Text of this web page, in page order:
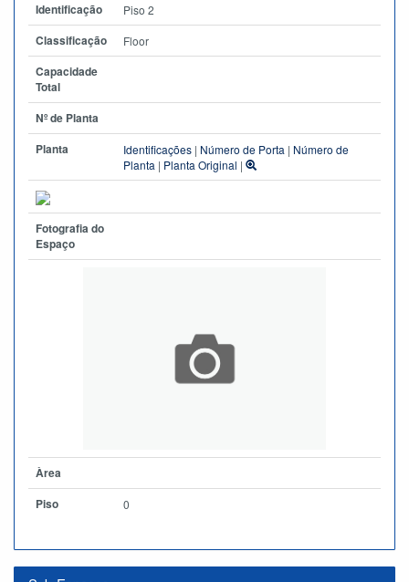
Identificação Piso 2
Classificação Floor
Capacidade
Total
Nº de Planta
Planta
Identificações | Número de Porta | Número de
Planta | Planta Original |
Fotografia do
Espaço
Àrea
Piso
0